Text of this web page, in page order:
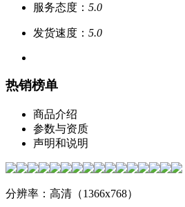
服务态度： 5.0
发货速度： 5.0
热销榜单
商品介绍
参数与资质
声明和说明
分辨率：高清（1366x768）